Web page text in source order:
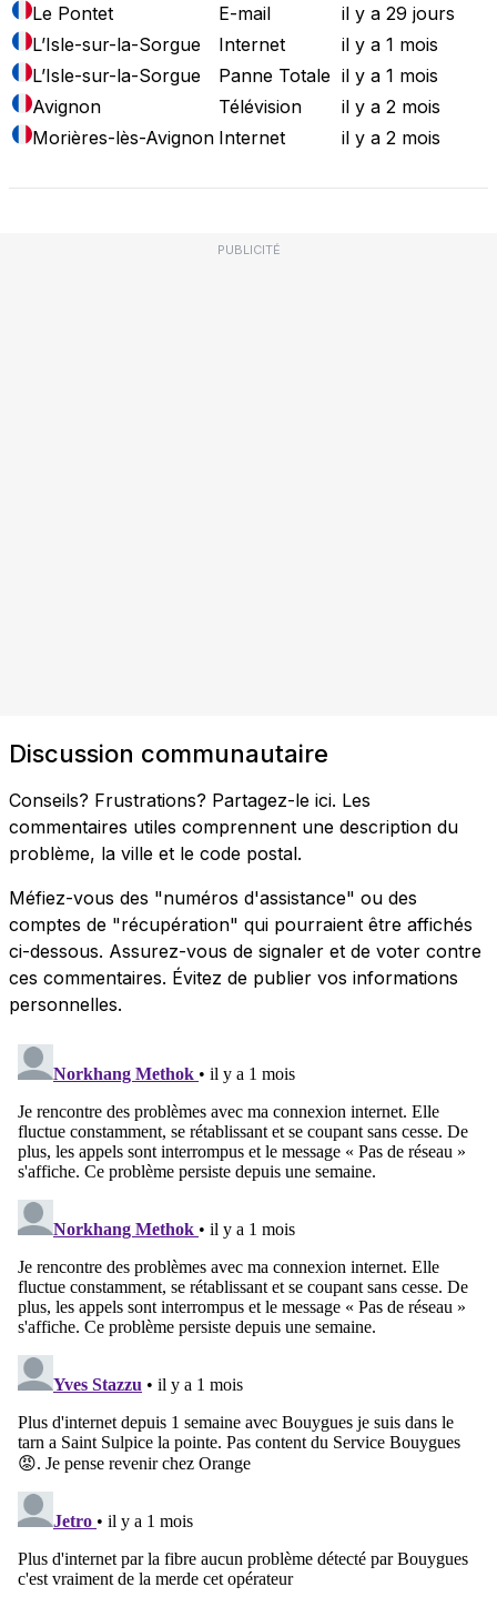
Le Pontet
E-mail
il y a 29 jours
L’Isle-sur-la-Sorgue
Internet
il y a 1 mois
L’Isle-sur-la-Sorgue
Panne Totale il y a 1 mois
Avignon
Télévision
il y a 2 mois
Morières-lès-Avignon Internet il y a 2 mois
PUBLICITÉ
Discussion communautaire
Conseils? Frustrations? Partagez-le ici. Les
commentaires utiles comprennent une description du
problème, la ville et le code postal.
Méfiez-vous des "numéros d'assistance" ou des
comptes de "récupération" qui pourraient être affichés
ci-dessous. Assurez-vous de signaler et de voter contre
ces commentaires. Évitez de publier vos informations
personnelles.